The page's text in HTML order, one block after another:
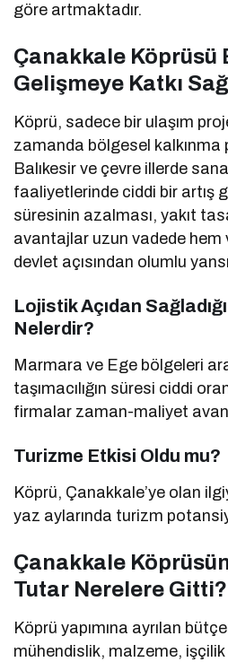
göre artmaktadır.
Çanakkale Köprüsü
Gelişmeye Katkı
Köprü, sadece bir ulaşım
zamanda bölgesel kalkınma
Balıkesir ve çevre illerde
faaliyetlerinde ciddi bir artış
süresinin azalması, yakıt
avantajlar uzun vadede hem
devlet açısından olumlu
Lojistik Açıdan
Nelerdir?
Marmara ve Ege bölgeleri
taşımacılığın süresi ciddi
firmalar zaman-maliyet
Turizme Etkisi Oldu mu?
Köprü, Çanakkale’ye olan
yaz aylarında turizm
Çanakkale
Tutar Nerelere Gitti?
Köprü yapımına ayrılan
mühendislik, malzeme, işçilik